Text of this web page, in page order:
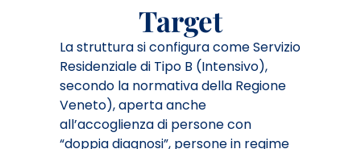
Target
La struttura si configura come Servizio
Residenziale di Tipo B (Intensivo),
secondo la normativa della Regione
Veneto), aperta anche
all’accoglienza di persone con
“doppia diagnosi”, persone in regime